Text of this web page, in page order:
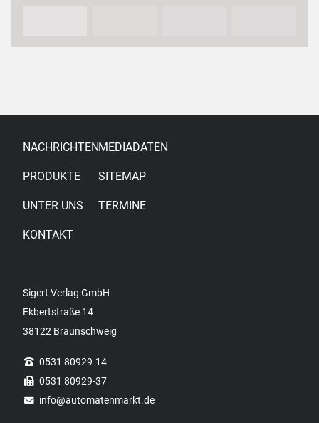
NACHRICHTEN
PRODUKTE
UNTER UNS
KONTAKT
MEDIADATEN
SITEMAP
TERMINE
Sigert Verlag GmbH
Ekbertstraße 14
38122 Braunschweig
0531 80929-14
0531 80929-37
info@automatenmarkt.de